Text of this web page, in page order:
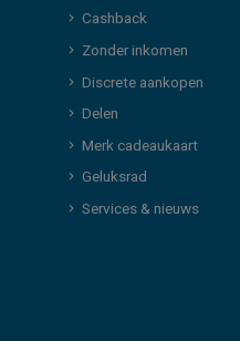
Cashback
Zonder inkomen
Discrete aankopen
Delen
Merk cadeaukaart
Geluksrad
Services & nieuws